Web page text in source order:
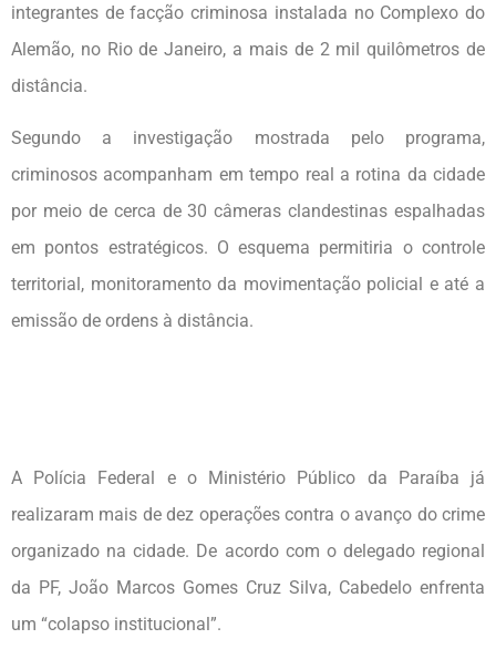
integrantes de facção criminosa instalada no Complexo do
Alemão, no Rio de Janeiro, a mais de 2 mil quilômetros de
distância.
Segundo a investigação mostrada pelo programa,
criminosos acompanham em tempo real a rotina da cidade
por meio de cerca de 30 câmeras clandestinas espalhadas
em pontos estratégicos. O esquema permitiria o controle
territorial, monitoramento da movimentação policial e até a
emissão de ordens à distância.
A Polícia Federal e o Ministério Público da Paraíba já
realizaram mais de dez operações contra o avanço do crime
organizado na cidade. De acordo com o delegado regional
da PF, João Marcos Gomes Cruz Silva, Cabedelo enfrenta
um “colapso institucional”.